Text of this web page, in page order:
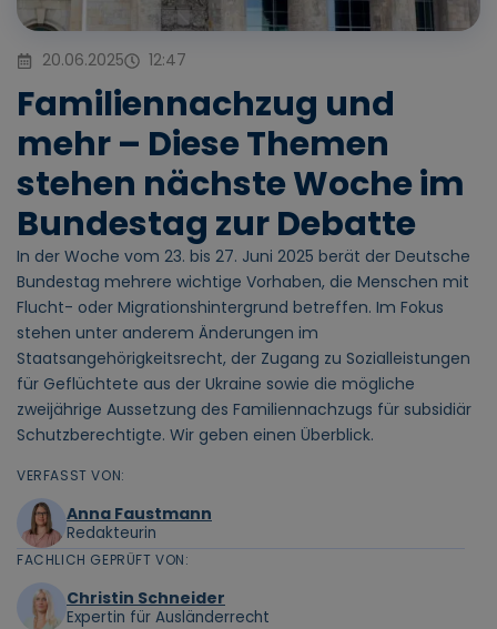
20.06.2025 12:47
Familiennachzug und
mehr – Diese Themen
stehen nächste Woche im
Bundestag zur Debatte
In der Woche vom 23. bis 27. Juni 2025 berät der Deutsche
Bundestag mehrere wichtige Vorhaben, die Menschen mit
Flucht- oder Migrationshintergrund betreffen. Im Fokus
stehen unter anderem Änderungen im
Staatsangehörigkeitsrecht, der Zugang zu Sozialleistungen
für Geflüchtete aus der Ukraine sowie die mögliche
zweijährige Aussetzung des Familiennachzugs für subsidiär
Schutzberechtigte. Wir geben einen Überblick.
VERFASST VON:
Anna Faustmann
Redakteurin
FACHLICH GEPRÜFT VON:
Christin Schneider
Expertin für Ausländerrecht